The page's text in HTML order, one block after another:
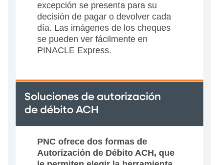
excepción se presenta para su
decisión de pagar o devolver cada
día. Las imágenes de los cheques
se pueden ver fácilmente en
PINACLE Express.
Soluciones de autorización
de débito ACH
PNC ofrece dos formas de
Autorización de Débito ACH, que